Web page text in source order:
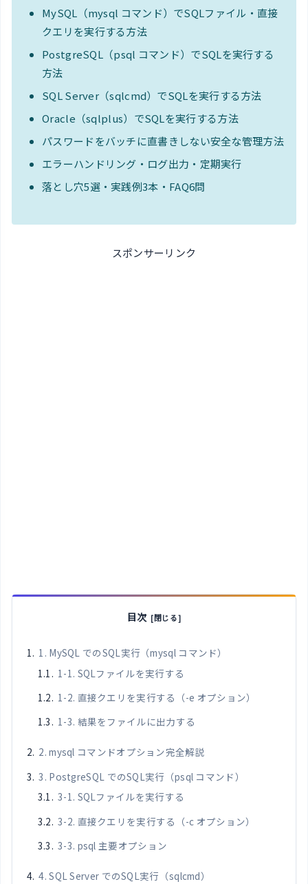
MySQL（mysql コマンド）でSQLファイル・直接
クエリを実行する方法
PostgreSQL（psql コマンド）でSQLを実行する
方法
SQL Server（sqlcmd）でSQLを実行する方法
Oracle（sqlplus）でSQLを実行する方法
パスワードをバッチに直書きしない安全な管理方法
エラーハンドリング・ログ出力・定期実行
落とし穴5選・実践例3本・FAQ6問
スポンサーリンク
目次
1. MySQL でのSQL実行（mysql コマンド）
1-1. SQLファイルを実行する
1-2. 直接クエリを実行する（-e オプション）
1-3. 結果をファイルに出力する
2. mysql コマンドオプション完全解説
3. PostgreSQL でのSQL実行（psql コマンド）
3-1. SQLファイルを実行する
3-2. 直接クエリを実行する（-c オプション）
3-3. psql 主要オプション
4. SQL Server でのSQL実行（sqlcmd）